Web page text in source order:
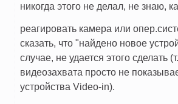
никогда этого не делал, не знаю,
реагировать камера или
сказать, что "найдено новое
случае, не удается этого сделать
видеозахвата просто не
устройства Video-in).